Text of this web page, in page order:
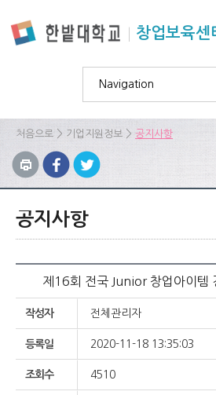
창업보육센
Navigation
처음으로 > 기업지원정보 > 공지사항
공지사항
제16회 전국 Junior 창업아이템
작성자 전체관리자
등록일 2020-11-18 13:35:03
조회수 4510